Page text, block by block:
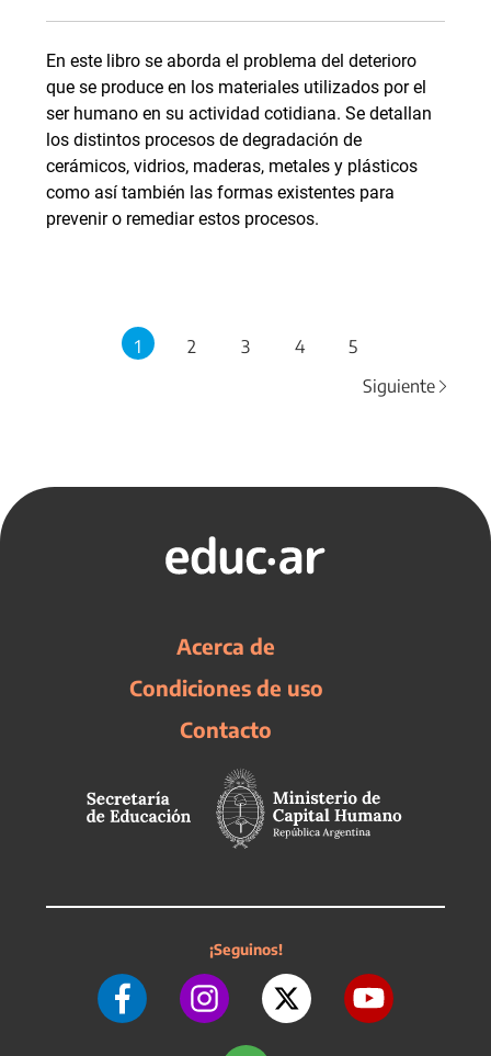
En este libro se aborda el problema del deterioro
que se produce en los materiales utilizados por el
ser humano en su actividad cotidiana. Se detallan
los distintos procesos de degradación de
cerámicos, vidrios, maderas, metales y plásticos
como así también las formas existentes para
prevenir o remediar estos procesos.
1 2 3 4
5
Siguiente
Acerca de
Condiciones de uso
Contacto
¡Seguinos!